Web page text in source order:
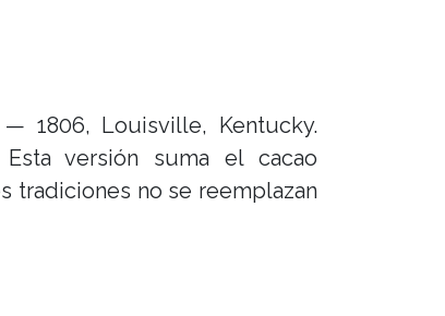
1806, Louisville, Kentucky.
versión suma el cacao
tradiciones no se reemplazan